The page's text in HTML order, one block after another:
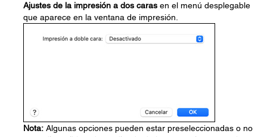
Ajustes de la impresión a dos caras en el menú desplegable
que aparece en la ventana de impresión.
Nota: Algunas opciones pueden estar preseleccionadas o no